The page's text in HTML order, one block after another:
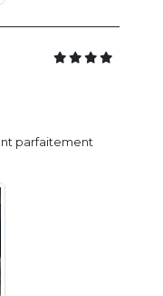
parfaitement